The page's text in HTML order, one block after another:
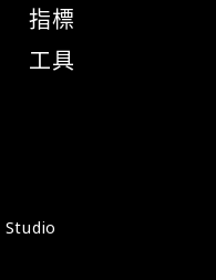
指標
工具